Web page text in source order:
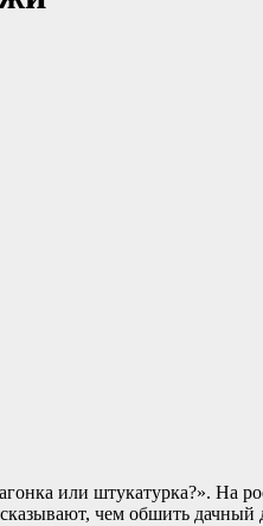
или штукатурка?». На
чем обшить